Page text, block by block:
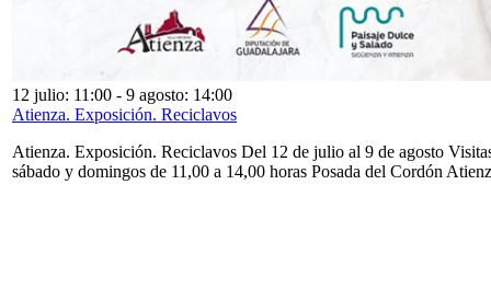
12 julio: 11:00 - 9 agosto: 14:00
Atienza. Exposición. Reciclavos
Atienza. Exposición. Reciclavos Del 12 de julio al 9 de agosto
sábado y domingos de 11,00 a 14,00 horas Posada del Cordón